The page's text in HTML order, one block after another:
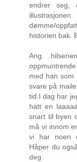
endrer seg,
dømme/
historien bak.
Ang.
med han
svare på
tid.I dag har
hatt en
snart til byen
må vi innom
vi har noen
Håper du
deg.